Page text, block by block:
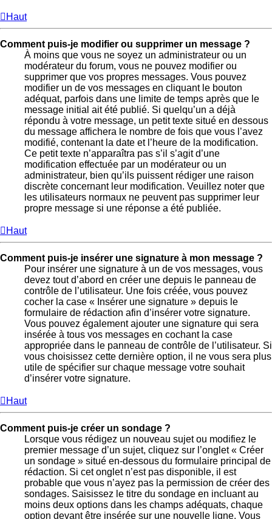
Haut
Comment puis-je modifier ou supprimer un message ?
À moins que vous ne soyez un administrateur ou un
modérateur du forum, vous ne pouvez modifier ou
supprimer que vos propres messages. Vous pouvez
modifier un de vos messages en cliquant le bouton
adéquat, parfois dans une limite de temps après que le
message initial ait été publié. Si quelqu’un a déjà
répondu à votre message, un petit texte situé en dessous
du message affichera le nombre de fois que vous l’avez
modifié, contenant la date et l’heure de la modification.
Ce petit texte n’apparaîtra pas s’il s’agit d’une
modification effectuée par un modérateur ou un
administrateur, bien qu’ils puissent rédiger une raison
discrète concernant leur modification. Veuillez noter que
les utilisateurs normaux ne peuvent pas supprimer leur
propre message si une réponse a été publiée.
Haut
Comment puis-je insérer une signature à mon message ?
Pour insérer une signature à un de vos messages, vous
devez tout d’abord en créer une depuis le panneau de
contrôle de l’utilisateur. Une fois créée, vous pouvez
cocher la case « Insérer une signature » depuis le
formulaire de rédaction afin d’insérer votre signature.
Vous pouvez également ajouter une signature qui sera
insérée à tous vos messages en cochant la case
appropriée dans le panneau de contrôle de l’utilisateur. Si
vous choisissez cette dernière option, il ne vous sera plus
utile de spécifier sur chaque message votre souhait
d’insérer votre signature.
Haut
Comment puis-je créer un sondage ?
Lorsque vous rédigez un nouveau sujet ou modifiez le
premier message d’un sujet, cliquez sur l’onglet « Créer
un sondage » situé en-dessous du formulaire principal de
rédaction. Si cet onglet n’est pas disponible, il est
probable que vous n’ayez pas la permission de créer des
sondages. Saisissez le titre du sondage en incluant au
moins deux options dans les champs adéquats, chaque
option devant être insérée sur une nouvelle ligne. Vous